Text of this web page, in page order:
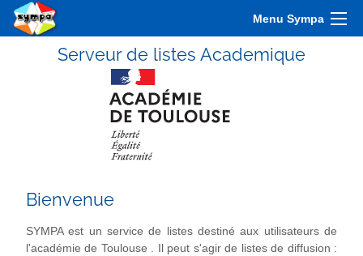
Menu Sympa
Serveur de listes Academique
Bienvenue
SYMPA est un service de listes destiné aux utilisateurs de
l'académie de Toulouse . Il peut s'agir de listes de diffusion :